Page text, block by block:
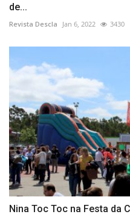
de...
Revista Descla Jan 6, 2022 3430
Nina Toc Toc na Festa da